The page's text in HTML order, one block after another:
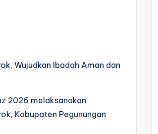
Wujudkan Ibadah Aman dan
2026 melaksanakan
Kabupaten Pegunungan